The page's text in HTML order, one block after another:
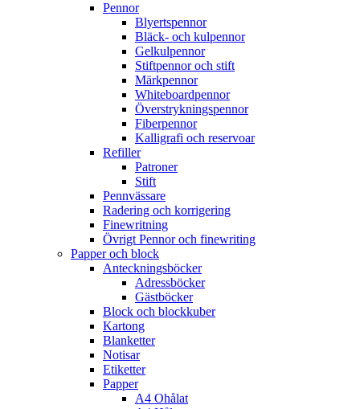
Pennor
Blyertspennor
Bläck- och kulpennor
Gelkulpennor
Stiftpennor och stift
Märkpennor
Whiteboardpennor
Överstrykningspennor
Fiberpennor
Kalligrafi och reservoar
Refiller
Patroner
Stift
Pennvässare
Radering och korrigering
Finewritning
Övrigt Pennor och finewriting
Papper och block
Anteckningsböcker
Adressböcker
Gästböcker
Block och blockkuber
Kartong
Blanketter
Notisar
Etiketter
Papper
A4 Ohålat